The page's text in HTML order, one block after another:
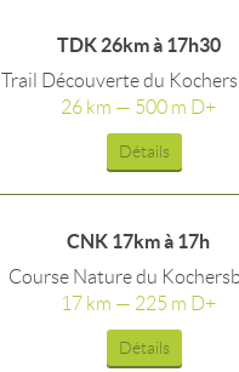
TDK 26km à 17h30
Trail Découverte du
26 km — 500 m D+
Détails
CNK 17km à 17h
Course Nature du
17 km — 225 m D+
Détails